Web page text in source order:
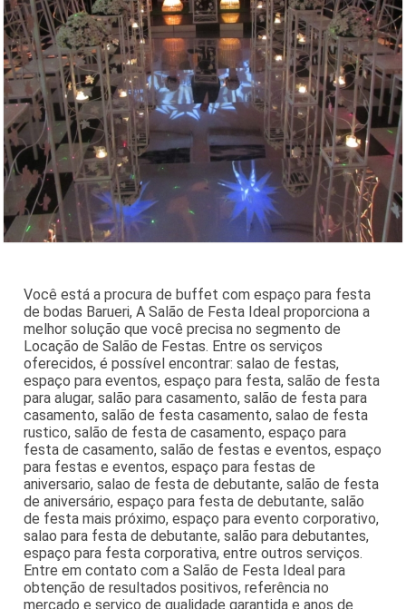
Você está a procura de buffet com espaço para festa
de bodas Barueri, A Salão de Festa Ideal proporciona a
melhor solução que você precisa no segmento de
Locação de Salão de Festas. Entre os serviços
oferecidos, é possível encontrar: salao de festas,
espaço para eventos, espaço para festa, salão de festa
para alugar, salão para casamento, salão de festa para
casamento, salão de festa casamento, salao de festa
rustico, salão de festa de casamento, espaço para
festa de casamento, salão de festas e eventos, espaço
para festas e eventos, espaço para festas de
aniversario, salao de festa de debutante, salão de festa
de aniversário, espaço para festa de debutante, salão
de festa mais próximo, espaço para evento corporativo,
salao para festa de debutante, salão para debutantes,
espaço para festa corporativa, entre outros serviços.
Entre em contato com a Salão de Festa Ideal para
obtenção de resultados positivos, referência no
mercado e serviço de qualidade garantida e anos de